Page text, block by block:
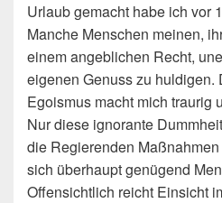
Urlaub gemacht habe ich vor
Manche Menschen meinen,
einem angeblichen Recht,
eigenen Genuss zu huldigen.
Egoismus macht mich traurig
Nur diese ignorante
die Regierenden
sich überhaupt genügend
Offensichtlich reicht Einsicht